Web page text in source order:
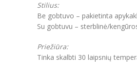
Stilius:
Be gobtuvo – pakietinta
Su gobtuvu – sterblinė/
Priežiūra:
Tinka skalbti 30 laipsnių